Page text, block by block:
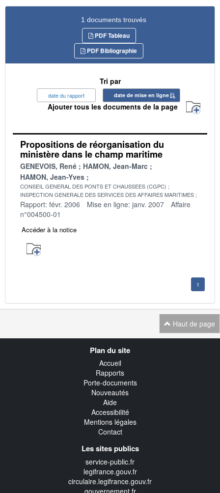
1 documents trouvés
PDF Tableau
PDF Bibliographie
Tri par
date du rapport date de mise en ligne
Ajouter tous les documents de la page
Propositions de réorganisation du
ministère dans le champ maritime
GENEVOIS, René
HAMON, Jean-Marc
HAMON, Jean-Yves
CONSEIL GENERAL DES PONTS ET CHAUSSEES (CGPC)
INSPECTION GENERALE DES SERVICES DES AFFAIRES MARITIMES
Rapport: févr. 2006 Mise en ligne: janv. 2007
Affaire
n°004500-01
Accéder à la notice
1
Haut de page
Plan du site
Accueil
Rapports
Porte-documents
Nouveautés
Aide
Accessibilité
Mentions légales
Contact
Les sites publics
service-public.fr
legifrance.gouv.fr
circulaire.legifrance.gouv.fr
gouvernement.fr